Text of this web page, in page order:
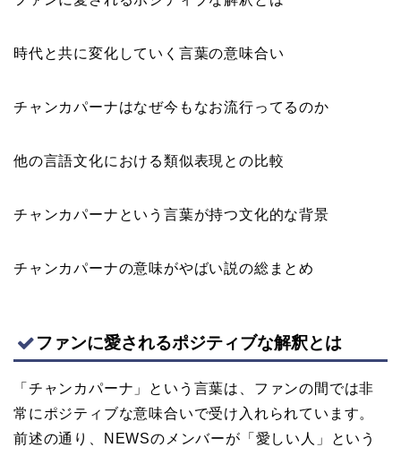
時代と共に変化していく言葉の意味合い
チャンカパーナはなぜ今もなお流行ってるのか
他の言語文化における類似表現との比較
チャンカパーナという言葉が持つ文化的な背景
チャンカパーナの意味がやばい説の総まとめ
ファンに愛されるポジティブな解釈とは
「チャンカパーナ」という言葉は、ファンの間では非
常にポジティブな意味合いで受け入れられています。
前述の通り、NEWSのメンバーが「愛しい人」という